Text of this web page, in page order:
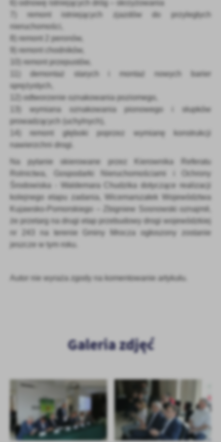
6) odnowę istniejących dróg – skrzyżowania
7) remont istniejących zjazdów do przyległych
nieruchomości,
8) remont 2 peronów,
9) remont chodników,
10) remont przepustów,
11) demontaż starych i montaż nowych barier
sprężystych,
12) odtworzenie oznakowania poziomego,
13) wymiana oznakowania pionowego i słupków
prowadzących (uchylnych),
14) remont głęboki poprzez wymianę konstrukcji
nawierzchni drogi.
Na pytanie skierowane przez Kierownika Referatu
Rolnictwa, Gospodarki Nieruchomościami i Ochrony
Środowiska - Waldemara Chudzika dotyczące realizacji
kolejnego etapu zadania, Wicemarszałek Województwa
Kujawsko-Pomorskiego – Zbigniew Sosnowski oznajmił,
że przetarg na drugi etap przebudowy drogi wojewódzkiej
nr 243 na terenie Gminy Mrocza ogłoszony zostanie
jeszcze w tym roku.
Autor nie wyraża zgody na komentowanie artykułu.
Galeria zdjęć